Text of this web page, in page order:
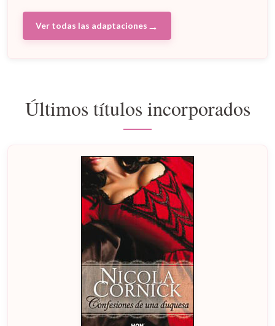
Ver todas las adaptaciones →
Últimos títulos incorporados